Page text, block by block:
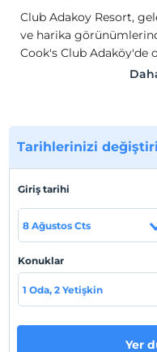
Club Adakoy Resort,
ve harika
Cook's Club Adaköy'de
evlerin ve odaların
tasarım, karakter ve
Tesis, Muğla Marmaris
olan Marmaris Koyunda
ormanlarının içinde
yaklaşık 10 km.
Tarihlerinizi
Giriş tarihi
8 Ağustos Cts
Konuklar
1 Oda, 2 Yetişkin
Yer